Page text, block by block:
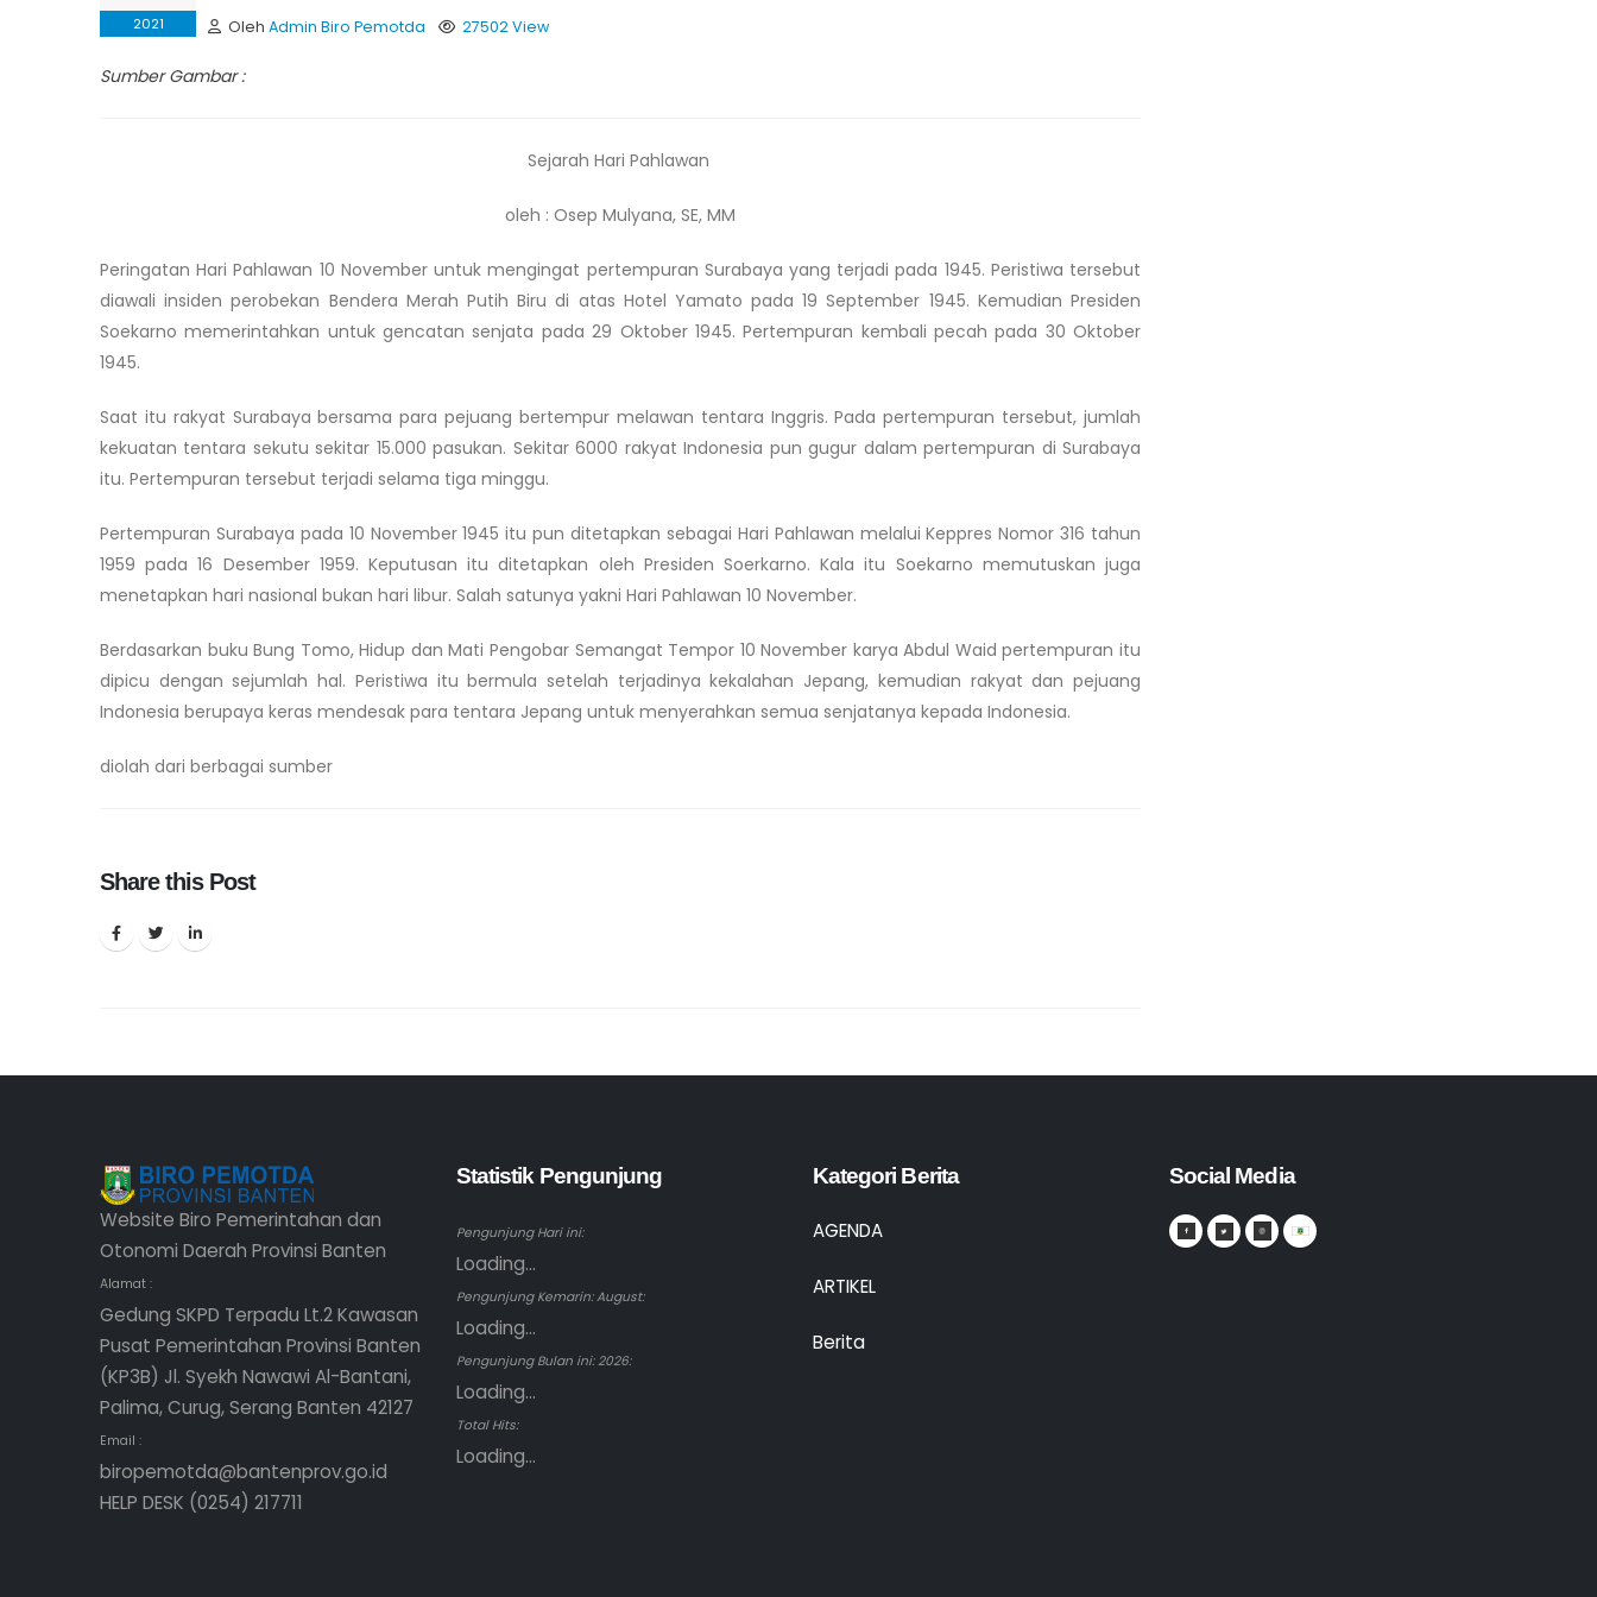
2021 Oleh Admin Biro Pemotda 27502 View
Sumber Gambar :
Sejarah Hari Pahlawan
oleh : Osep Mulyana, SE, MM
Peringatan Hari Pahlawan 10 November untuk mengingat pertempuran Surabaya yang terjadi pada 1945. Peristiwa tersebut
diawali insiden perobekan Bendera Merah Putih Biru di atas Hotel Yamato pada 19 September 1945. Kemudian Presiden
Soekarno memerintahkan untuk gencatan senjata pada 29 Oktober 1945. Pertempuran kembali pecah pada 30 Oktober
1945.
Saat itu rakyat Surabaya bersama para pejuang bertempur melawan tentara Inggris. Pada pertempuran tersebut, jumlah
kekuatan tentara sekutu sekitar 15.000 pasukan. Sekitar 6000 rakyat Indonesia pun gugur dalam pertempuran di Surabaya
itu. Pertempuran tersebut terjadi selama tiga minggu.
Pertempuran Surabaya pada 10 November 1945 itu pun ditetapkan sebagai Hari Pahlawan melalui Keppres Nomor 316 tahun
1959 pada 16 Desember 1959. Keputusan itu ditetapkan oleh Presiden Soerkarno. Kala itu Soekarno memutuskan juga
menetapkan hari nasional bukan hari libur. Salah satunya yakni Hari Pahlawan 10 November.
Berdasarkan buku Bung Tomo, Hidup dan Mati Pengobar Semangat Tempor 10 November karya Abdul Waid pertempuran itu
dipicu dengan sejumlah hal. Peristiwa itu bermula setelah terjadinya kekalahan Jepang, kemudian rakyat dan pejuang
Indonesia berupaya keras mendesak para tentara Jepang untuk menyerahkan semua senjatanya kepada Indonesia.
diolah dari berbagai sumber
Share this Post
Website Biro Pemerintahan dan
Otonomi Daerah Provinsi Banten
Alamat :
Gedung SKPD Terpadu Lt.2 Kawasan
Pusat Pemerintahan Provinsi Banten
(KP3B) Jl. Syekh Nawawi Al-Bantani,
Palima, Curug, Serang Banten 42127
Email :
biropemotda@bantenprov.go.id
HELP DESK (0254) 217711
Statistik Pengunjung
Pengunjung Hari ini:
Loading...
Pengunjung Kemarin: August:
Loading...
Pengunjung Bulan ini: 2026:
Loading...
Total Hits:
Loading...
Kategori Berita
AGENDA
ARTIKEL
Berita
Social Media